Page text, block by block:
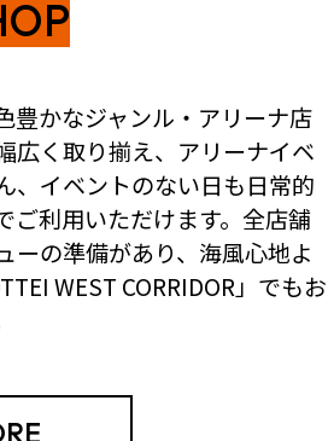
豊かなジャンル・アリーナ店
広く取り揃え、アリーナイベ
、イベントのない日も日常的
ご利用いただけます。全店舗
ーの準備があり、海風心地よ
WEST CORRIDOR」でもお